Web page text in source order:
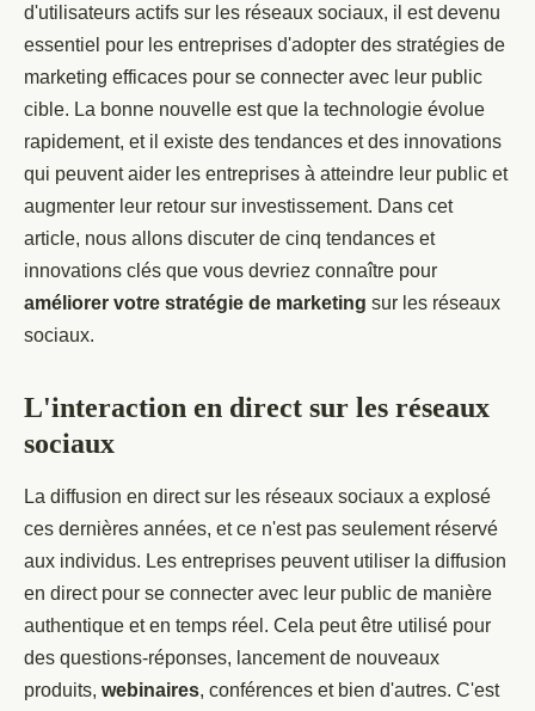
d'utilisateurs actifs sur les réseaux sociaux, il est devenu
essentiel pour les entreprises d'adopter des stratégies de
marketing efficaces pour se connecter avec leur public
cible. La bonne nouvelle est que la technologie évolue
rapidement, et il existe des tendances et des innovations
qui peuvent aider les entreprises à atteindre leur public et
augmenter leur retour sur investissement. Dans cet
article, nous allons discuter de cinq tendances et
innovations clés que vous devriez connaître pour
améliorer votre stratégie de marketing sur les réseaux
sociaux.
L'interaction en direct sur les réseaux
sociaux
La diffusion en direct sur les réseaux sociaux a explosé
ces dernières années, et ce n'est pas seulement réservé
aux individus. Les entreprises peuvent utiliser la diffusion
en direct pour se connecter avec leur public de manière
authentique et en temps réel. Cela peut être utilisé pour
des questions-réponses, lancement de nouveaux
produits, webinaires, conférences et bien d'autres. C'est